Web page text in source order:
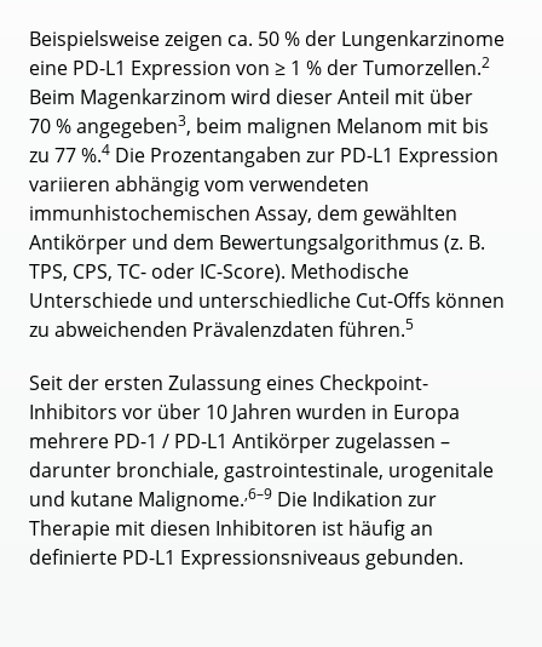
Beispielsweise zeigen ca. 50 % der Lungenkarzinome
eine PD-L1 Expression von ≥ 1 % der Tumorzellen.2
Beim Magenkarzinom wird dieser Anteil mit über
70 % angegeben3, beim malignen Melanom mit bis
zu 77 %.4 Die Prozentangaben zur PD-L1 Expression
variieren abhängig vom verwendeten
immunhistochemischen Assay, dem gewählten
Antikörper und dem Bewertungsalgorithmus (z. B.
TPS, CPS, TC- oder IC-Score). Methodische
Unterschiede und unterschiedliche Cut-Offs können
zu abweichenden Prävalenzdaten führen.5
Seit der ersten Zulassung eines Checkpoint-
Inhibitors vor über 10 Jahren wurden in Europa
mehrere PD-1 / PD-L1 Antikörper zugelassen –
darunter bronchiale, gastrointestinale, urogenitale
und kutane Malignome.,6–9 Die Indikation zur
Therapie mit diesen Inhibitoren ist häufig an
definierte PD-L1 Expressionsniveaus gebunden.